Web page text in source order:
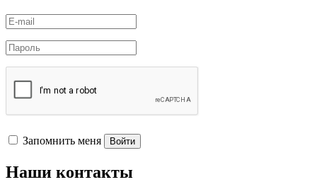
Запомнить меня Войти
Наши контакты